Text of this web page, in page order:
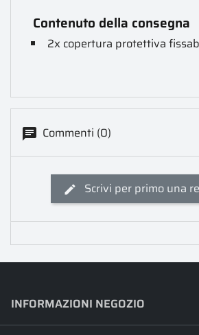
Contenuto della consegna
2x copertura protettiva
Commenti (0)
Scrivi per primo una
INFORMAZIONI NEGOZIO